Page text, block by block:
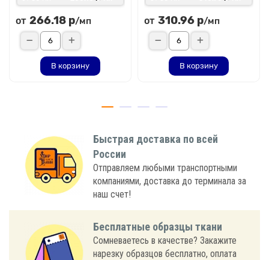
от 266.18 р/мп
В корзину
от 310.96 р/мп
В корзину
Быстрая доставка по всей
России
Отправляем любыми транспортными
компаниями, доставка до терминала за
наш счет!
Бесплатные образцы ткани
Сомневаетесь в качестве? Закажите
нарезку образцов бесплатно, оплата